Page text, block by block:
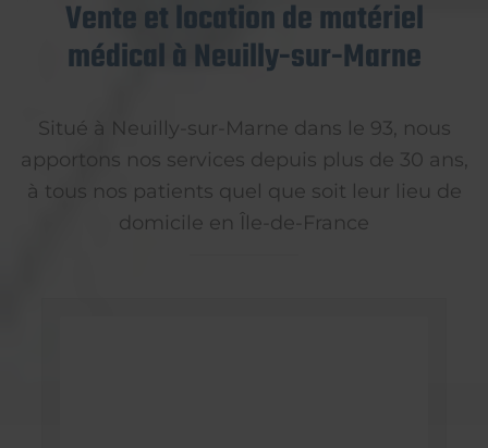
Vente et location de matériel
médical à Neuilly-sur-Marne
Situé à Neuilly-sur-Marne dans le 93, nous
apportons nos services depuis plus de 30 ans,
à tous nos patients quel que soit leur lieu de
domicile en Île-de-France